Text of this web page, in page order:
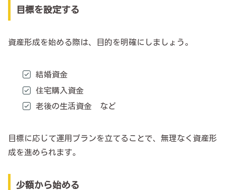
目標を設定する
資産形成を始める際は、目的を明確にしましょう。
結婚資金
住宅購入資金
老後の生活資金 など
目標に応じて運用プランを立てることで、無理なく資産形
成を進められます。
少額から始める